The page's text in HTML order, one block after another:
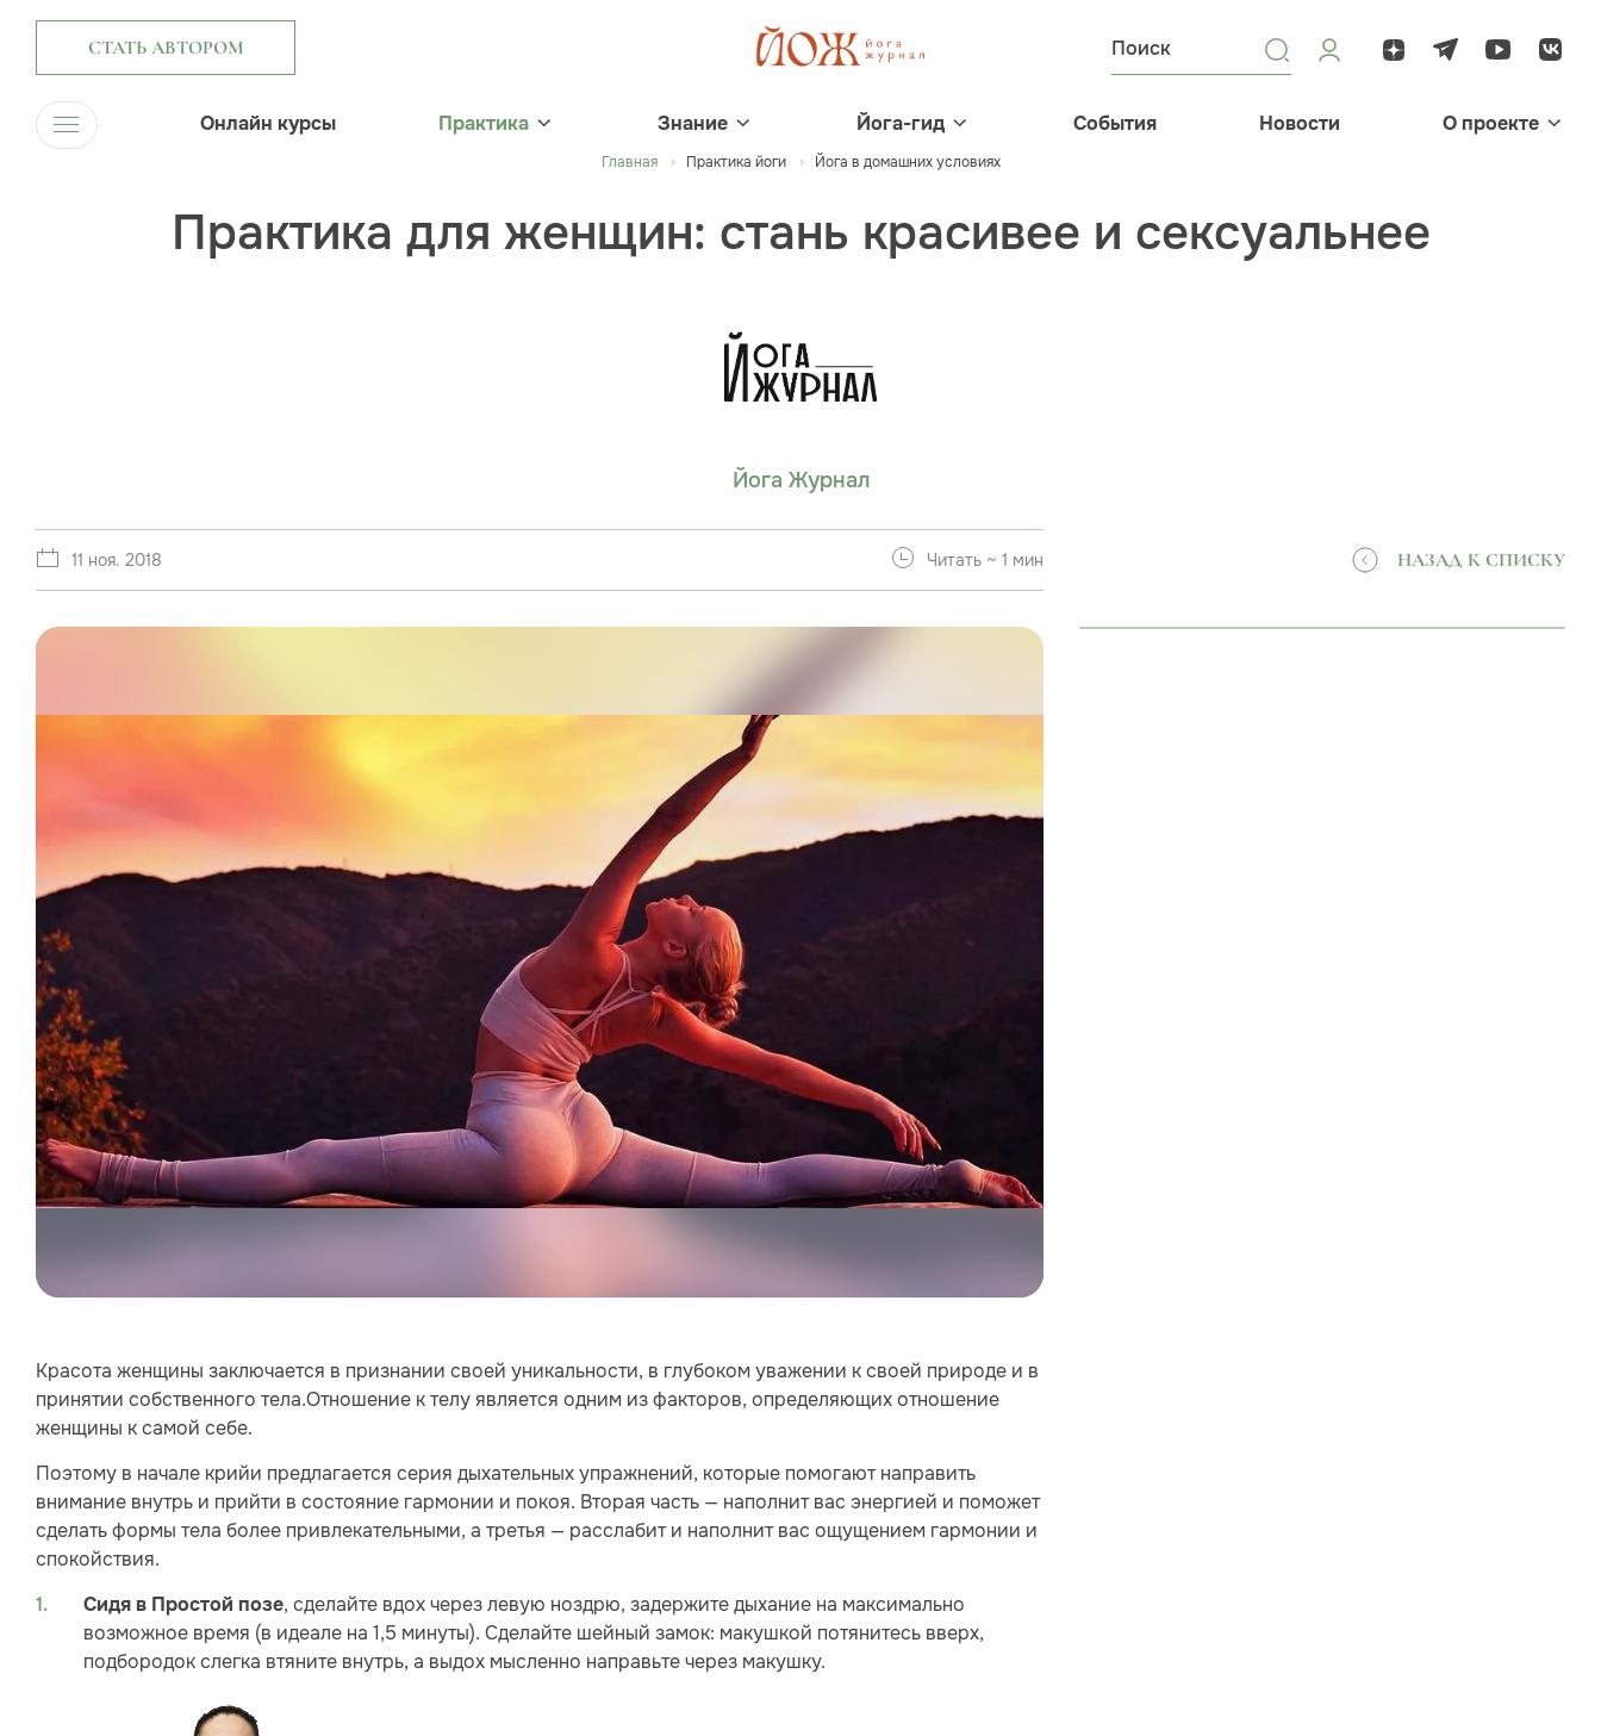
СТАТЬ АВТОРОМ
Онлайн курсы Практика Знание Йога-гид События Новости О проекте
Главная Практика йоги Йога в домашних условиях
Практика для женщин: стань красивее и сексуальнее
Йога Журнал
11 ноя. 2018 Читать ~ 1 мин НАЗАД К СПИСКУ
Красота женщины заключается в признании своей уникальности, в глубоком уважении к своей природе и в
принятии собственного тела.Отношение к телу является одним из факторов, определяющих отношение
женщины к самой себе.
Поэтому в начале крийи предлагается серия дыхательных упражнений, которые помогают направить
внимание внутрь и прийти в состояние гармонии и покоя. Вторая часть — наполнит вас энергией и поможет
сделать формы тела более привлекательными, а третья — расслабит и наполнит вас ощущением гармонии и
спокойствия.
Сидя в Простой позе, cделайте вдох через левую ноздрю, задержите дыхание на максимально
возможное время (в идеале на 1,5 минуты). Сделайте шейный замок: макушкой потянитесь вверх,
подбородок слегка втяните внутрь, а выдох мысленно направьте через макушку.